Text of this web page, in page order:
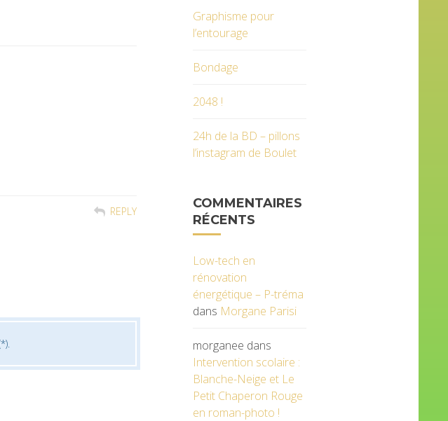
REPLY
Graphisme pour
l’entourage
Bondage
2048 !
24h de la BD – pillons
l’instagram de Boulet
COMMENTAIRES
RÉCENTS
Low-tech en
rénovation
énergétique – P-tréma
dans Morgane Parisi
morganee dans
Intervention scolaire :
Blanche-Neige et Le
Petit Chaperon Rouge
en roman-photo !